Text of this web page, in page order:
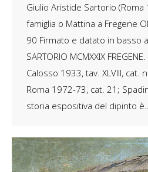
Giulio Aristide Sartorio (Roma
famiglia o Mattina a Fregene
90 Firmato e datato in basso
SARTORIO MCMXXIX
Calosso 1933, tav. XLVIII, cat.
Roma 1972-73, cat. 21;
storia espositiva del dipinto è…